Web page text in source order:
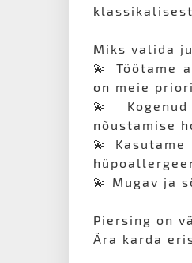
Miks valida
💫 Töötame
on meie
💫
nõustamise
💫
💫 Mugav ja
Piersing on
Ära karda